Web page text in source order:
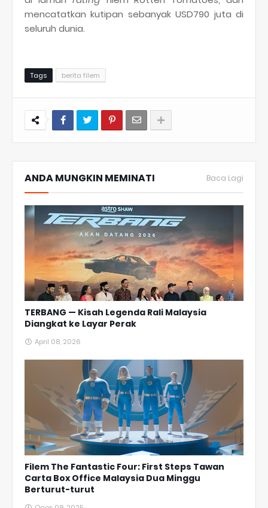
mencatatkan kutipan sebanyak USD790 juta di
seluruh dunia.
Tags berita filem
ANDA MUNGKIN MEMINATI Baca Lagi
TERBANG — Kisah Legenda Rali Malaysia
Diangkat ke Layar Perak
April 08, 2026
Filem The Fantastic Four: First Steps Tawan
Carta Box Office Malaysia Dua Minggu
Berturut-turut